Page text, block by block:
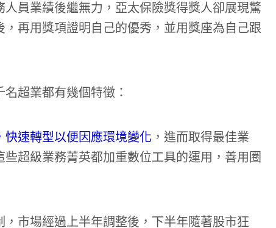
員業績後繼無力，亞太保險獎得獎人卻展現驚
再用獎項證明自己的優秀，並用獎座為自己跟
超業都有幾個特徵：
速轉型以便因應環境變化 ，進而取得最佳業
超級業務菁英都加重數位工具的運用，善用圈
市場經過上半年調整後，下半年隨著股市狂